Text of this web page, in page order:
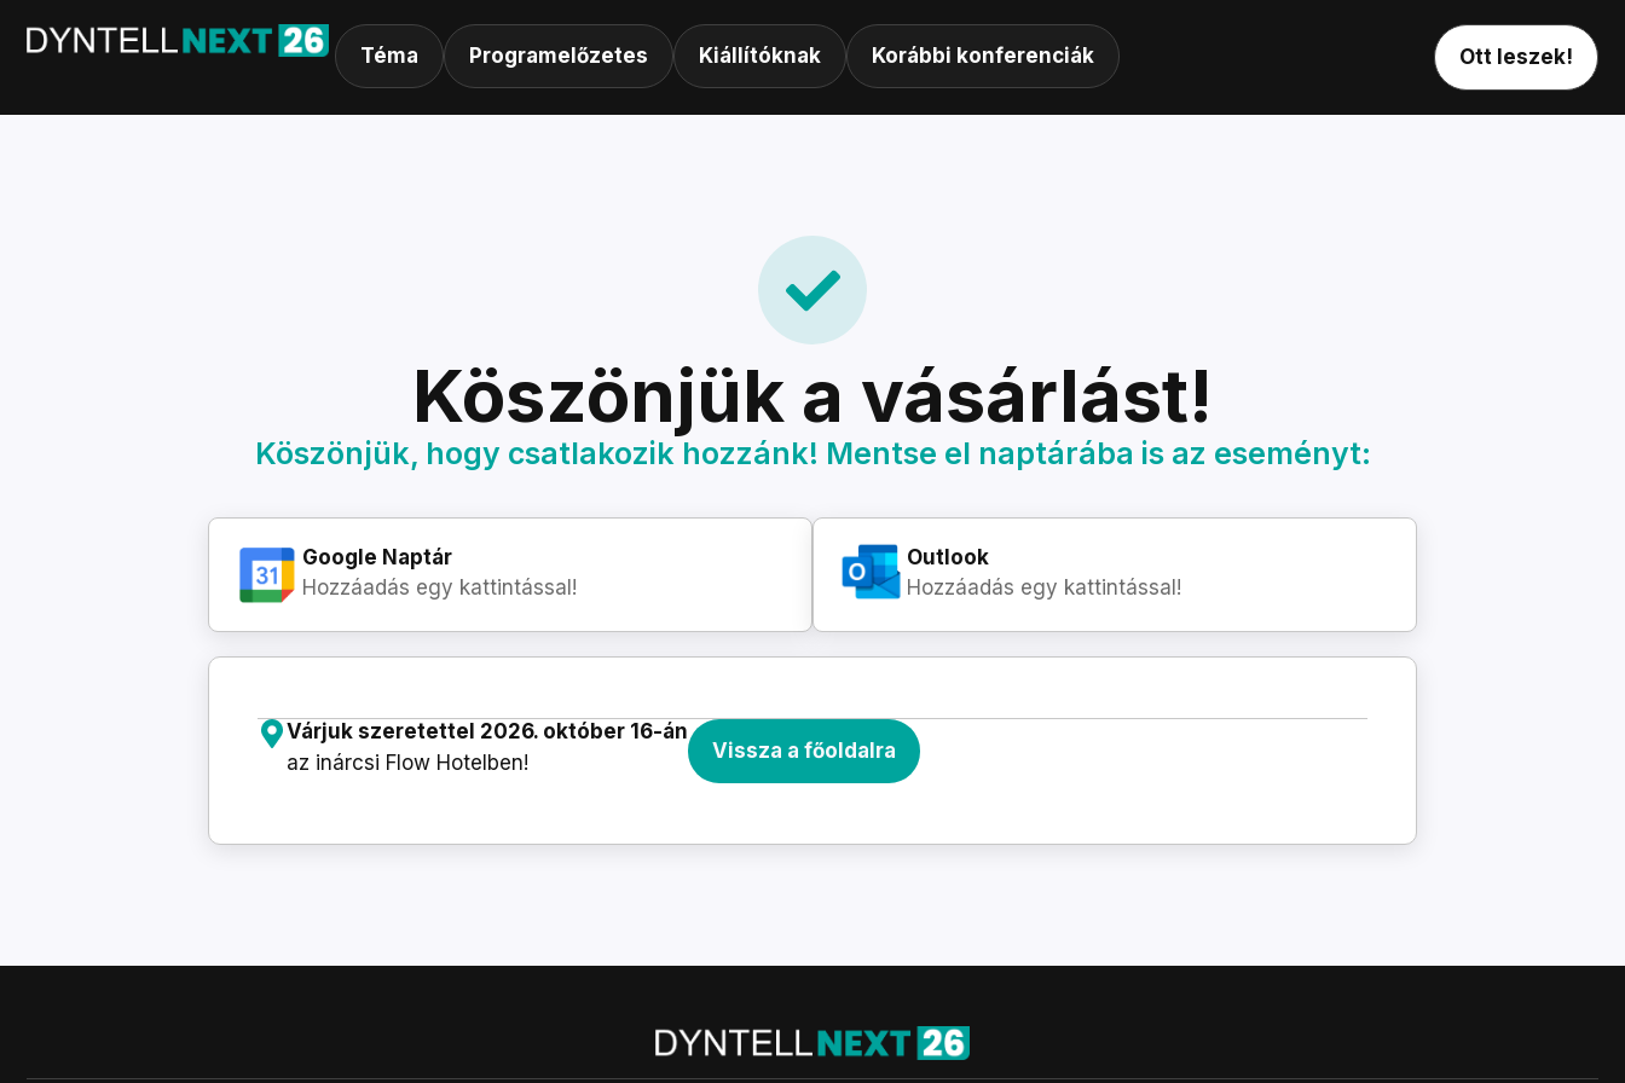
Téma Programelőzetes Kiállítóknak Korábbi konferenciák Ott leszek!
Köszönjük a vásárlást!
Köszönjük, hogy csatlakozik hozzánk! Mentse el naptárába is az eseményt:
Google Naptár
Hozzáadás egy kattintással!
Outlook
Hozzáadás egy kattintással!
Várjuk szeretettel 2026. október 16-án
az inárcsi Flow Hotelben!
Vissza a főoldalra